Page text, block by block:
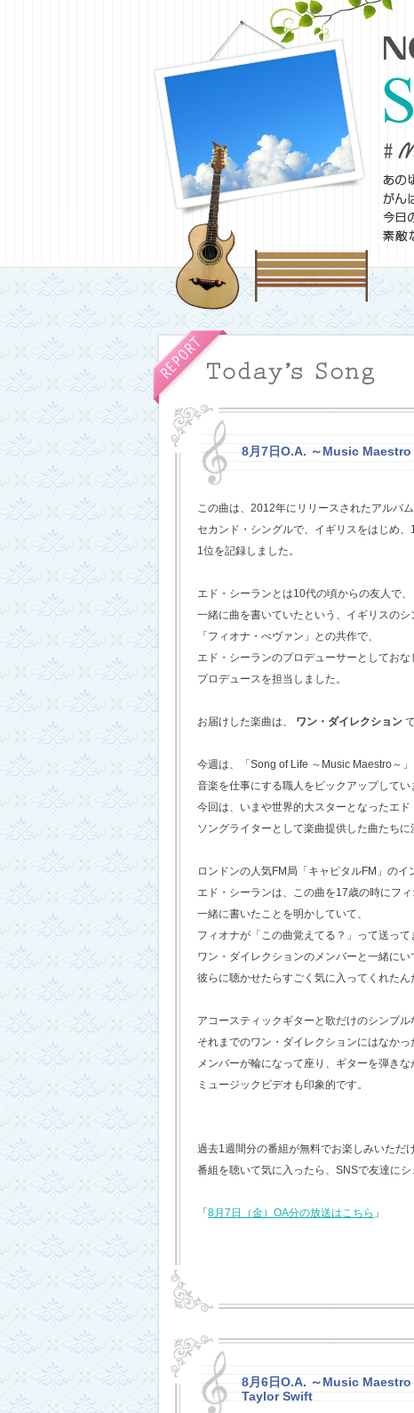
8月7日O.A. ～Music
この曲は、2012年にリリースされたアルバ
セカンド・シングルで、イギリスをはじめ
1位を記録しました。
エド・シーランとは10代の頃からの友人で、
一緒に曲を書いていたという、イギリスの
「フィオナ・べヴァン」との共作で、
エド・シーランのプロデューサーとしてお
プロデュースを担当しました。
お届けした楽曲は、 ワン・ダイレクション
今週は、「Song of Life ～Music Maestro～」
音楽を仕事にする職人をピックアップしてい
今回は、いまや世界的大スターとなったエド
ソングライターとして楽曲提供した曲たちに
ロンドンの人気FM局「キャピタルFM」のイ
エド・シーランは、この曲を17歳の時にフ
一緒に書いたことを明かしていて、
フィオナが「この曲覚えてる？」って送って
ワン・ダイレクションのメンバーと一緒にい
彼らに聴かせたらすごく気に入ってくれたん
アコースティックギターと歌だけのシンプル
それまでのワン・ダイレクションにはなか
メンバーが輪になって座り、ギターを弾きな
ミュージックビデオも印象的です。
過去1週間分の番組が無料でお楽しみいただ
番組を聴いて気に入ったら、SNSで友達にシ
「 8月7日（金）OA分の放送はこちら 」
8月6日O.A. ～Music
Taylor Swift